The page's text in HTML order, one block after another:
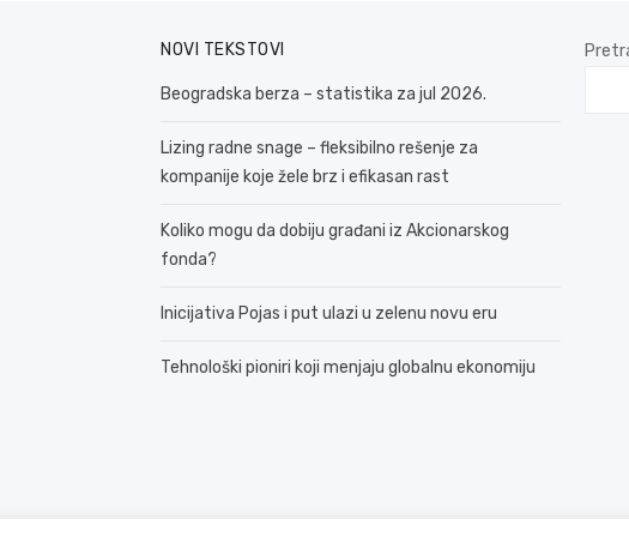
NOVI TEKSTOVI
Beogradska berza – statistika za jul 2026.
Lizing radne snage – fleksibilno rešenje za
kompanije koje žele brz i efikasan rast
Koliko mogu da dobiju građani iz Akcionarskog
fonda?
Inicijativa Pojas i put ulazi u zelenu novu eru
Tehnološki pioniri koji menjaju globalnu ekonomiju